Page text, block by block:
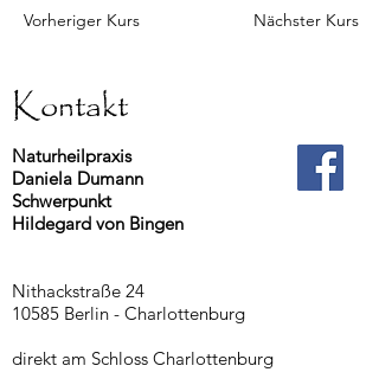
Vorheriger Kurs Nächster Kurs
Kontakt
Naturheilpraxis
Daniela Dumann
Schwerpunkt
Hildegard von Bingen
Nithackstraße 24
10585 Berlin - Charlottenburg
direkt am Schloss Charlottenburg